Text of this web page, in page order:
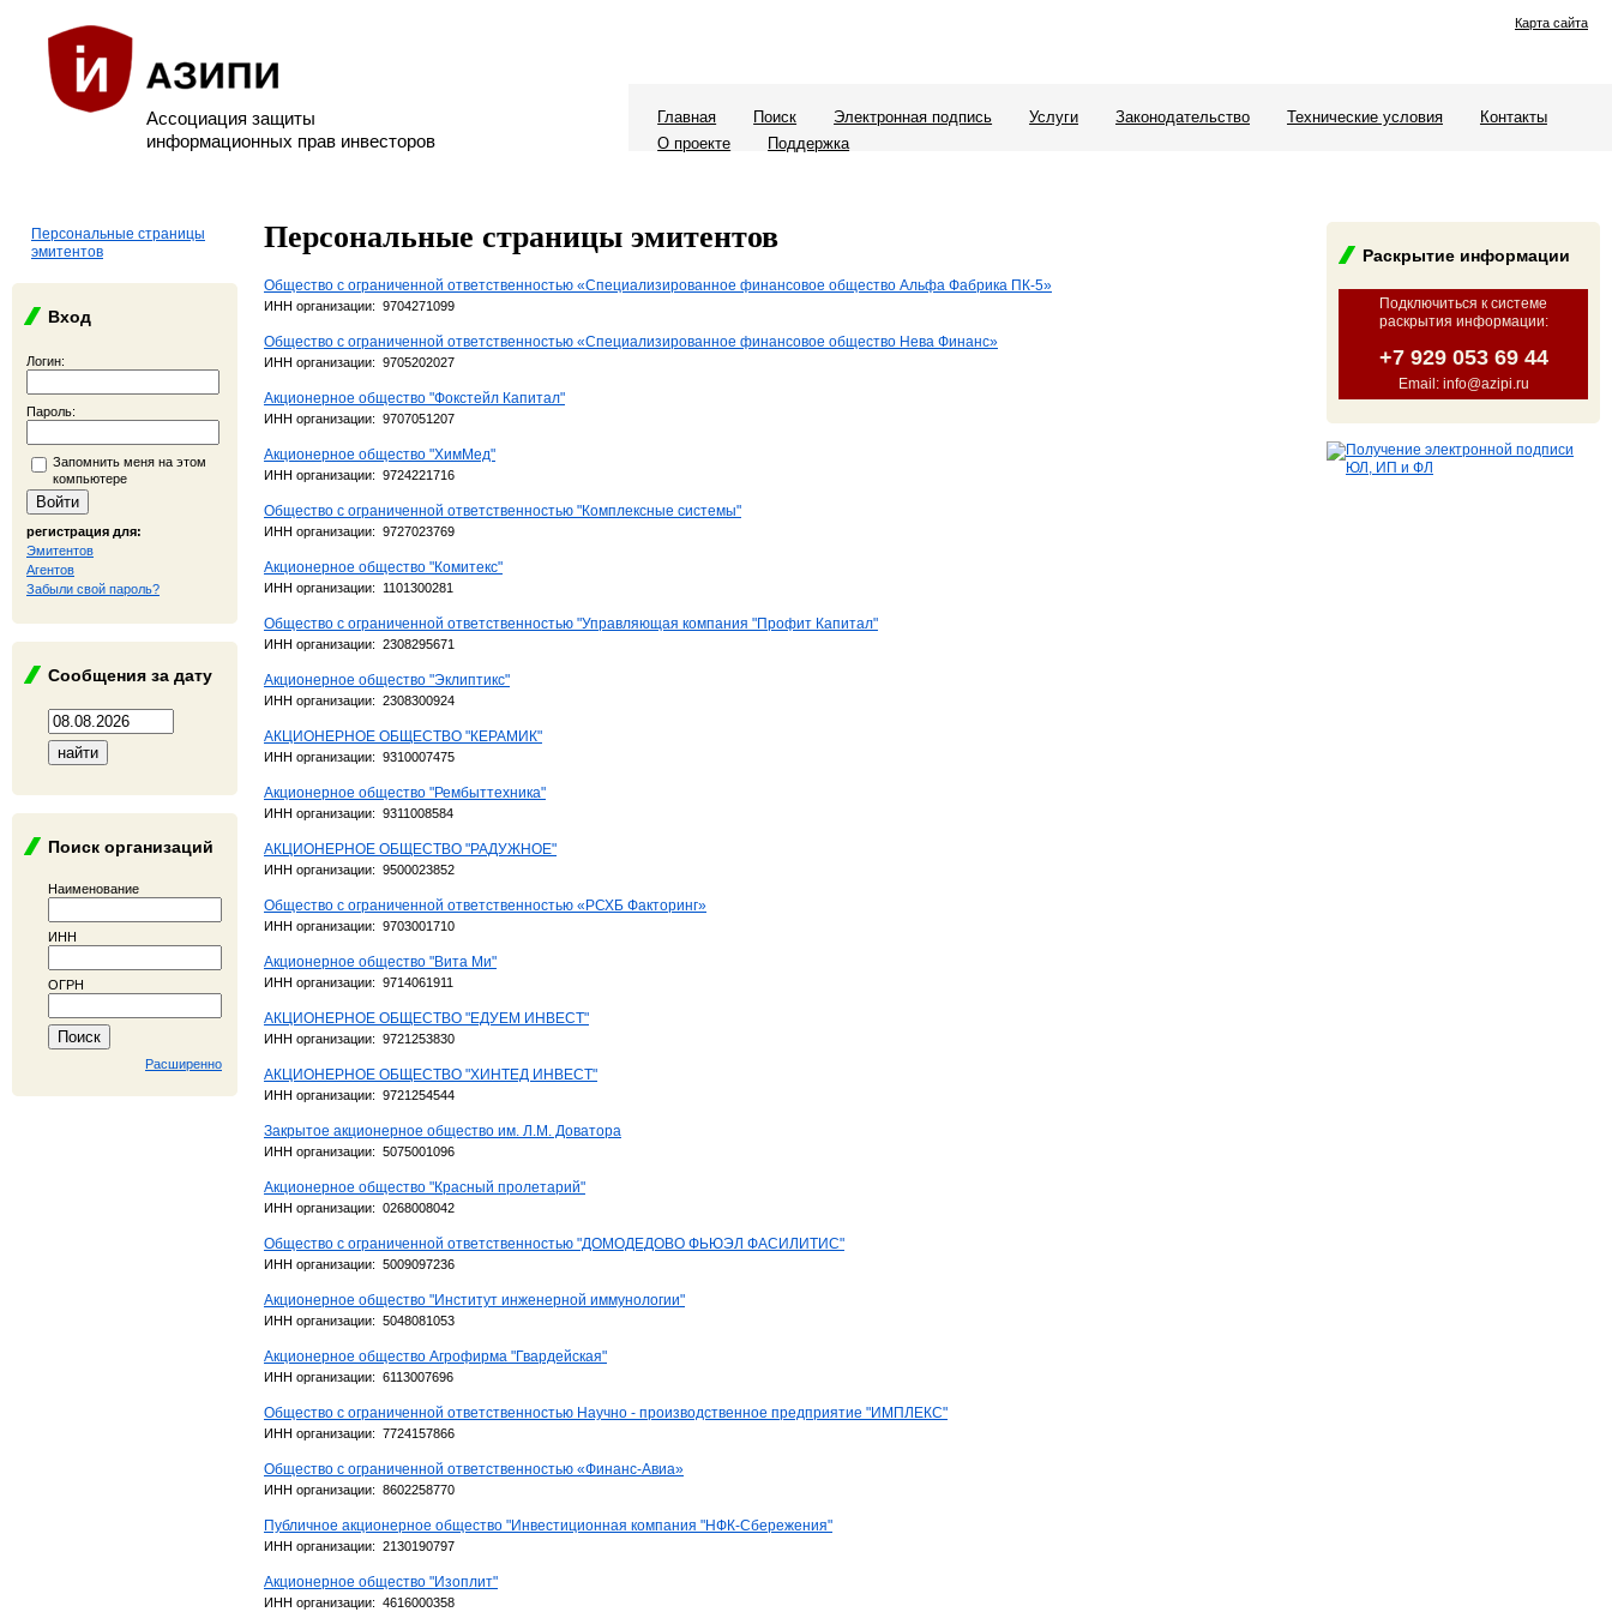
Ассоциация защиты
информационных прав инвесторов
Карта сайта
Главная Поиск Электронная подпись Услуги Законодательство Технические условия
Контакты
О проекте
Поддержка
Персональные страницы
эмитентов
Вход
Логин:
Пароль:
Запомнить меня на этом
компьютере
регистрация для:
Эмитентов
Агентов
Забыли свой пароль?
Сообщения за дату
Поиск организаций
Наименование
ИНН
ОГРН
Расширенно
Раскрытие информации
Подключиться к системе
раскрытия информации:
+7 929 053 69 44
Email: info@azipi.ru
Персональные страницы эмитентов
Общество с ограниченной ответственностью «Специализированное финансовое общество Альфа Фабрика ПК-5»
ИНН организации: 9704271099
Общество с ограниченной ответственностью «Специализированное финансовое общество Нева Финанс»
ИНН организации: 9705202027
Акционерное общество "Фокстейл Капитал"
ИНН организации: 9707051207
Акционерное общество "ХимМед"
ИНН организации: 9724221716
Общество с ограниченной ответственностью "Комплексные системы"
ИНН организации: 9727023769
Акционерное общество "Комитекс"
ИНН организации: 1101300281
Общество с ограниченной ответственностью "Управляющая компания "Профит Капитал"
ИНН организации: 2308295671
Акционерное общество "Эклиптикс"
ИНН организации: 2308300924
АКЦИОНЕРНОЕ ОБЩЕСТВО "КЕРАМИК"
ИНН организации: 9310007475
Акционерное общество "Рембыттехника"
ИНН организации: 9311008584
АКЦИОНЕРНОЕ ОБЩЕСТВО "РАДУЖНОЕ"
ИНН организации: 9500023852
Общество с ограниченной ответственностью «РСХБ Факторинг»
ИНН организации: 9703001710
Акционерное общество "Вита Ми"
ИНН организации: 9714061911
АКЦИОНЕРНОЕ ОБЩЕСТВО "ЕДУЕМ ИНВЕСТ"
ИНН организации: 9721253830
АКЦИОНЕРНОЕ ОБЩЕСТВО "ХИНТЕД ИНВЕСТ"
ИНН организации: 9721254544
Закрытое акционерное общество им. Л.М. Доватора
ИНН организации: 5075001096
Акционерное общество "Красный пролетарий"
ИНН организации: 0268008042
Общество с ограниченной ответственностью "ДОМОДЕДОВО ФЬЮЭЛ ФАСИЛИТИС"
ИНН организации: 5009097236
Акционерное общество "Институт инженерной иммунологии"
ИНН организации: 5048081053
Акционерное общество Агрофирма "Гвардейская"
ИНН организации: 6113007696
Общество с ограниченной ответственностью Научно - производственное предприятие "ИМПЛЕКС"
ИНН организации: 7724157866
Общество с ограниченной ответственностью «Финанс-Авиа»
ИНН организации: 8602258770
Публичное акционерное общество "Инвестиционная компания "НФК-Сбережения"
ИНН организации: 2130190797
Акционерное общество "Изоплит"
ИНН организации: 4616000358